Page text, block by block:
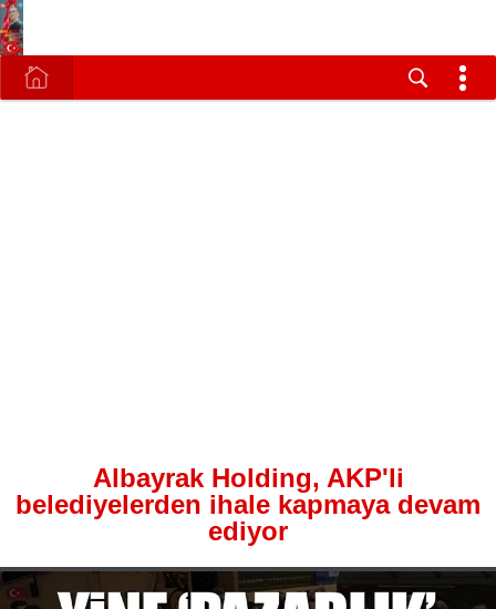
Albayrak Holding, AKP'li
belediyelerden ihale kapmaya devam
ediyor